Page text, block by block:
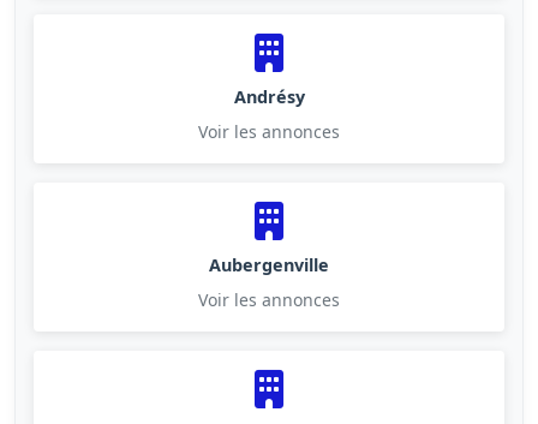
Andrésy
Voir les annonces
Aubergenville
Voir les annonces